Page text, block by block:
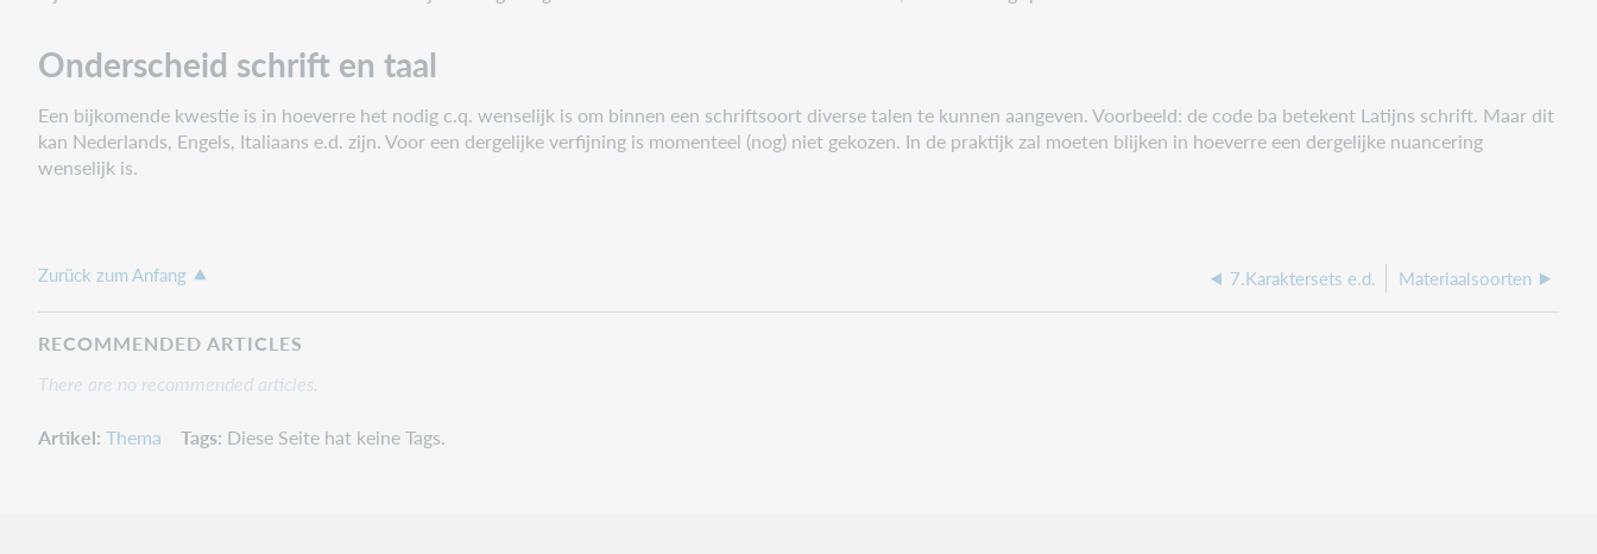
Onderscheid schrift en taal
Een bijkomende kwestie is in hoeverre het nodig c.q. wenselijk is om binnen een schriftsoort diverse talen te kunnen aangeven. Voorbeeld: de code ba betekent Latijns schrift. Maar dit
kan Nederlands, Engels, Italiaans e.d. zijn. Voor een dergelijke verfijning is momenteel (nog) niet gekozen. In de praktijk zal moeten blijken in hoeverre een dergelijke nuancering
wenselijk is.
Zurück zum Anfang 7.Karaktersets e.d. Materiaalsoorten
RECOMMENDED ARTICLES
There are no recommended articles.
Artikel Thema Tags Diese Seite hat keine Tags.